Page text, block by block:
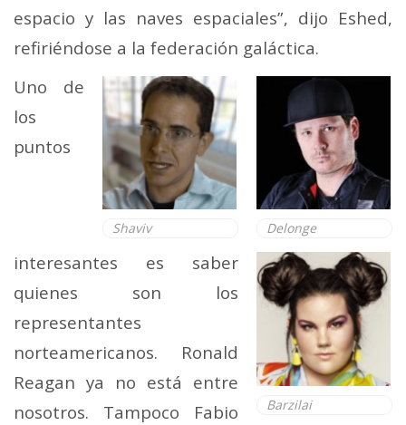
espacio y las naves espaciales”, dijo Eshed,
refiriéndose a la federación galáctica.
Delonge
Shaviv
Barzilai
Uno de
los
puntos
interesantes es saber
quienes son los
representantes
norteamericanos. Ronald
Reagan ya no está entre
nosotros. Tampoco Fabio